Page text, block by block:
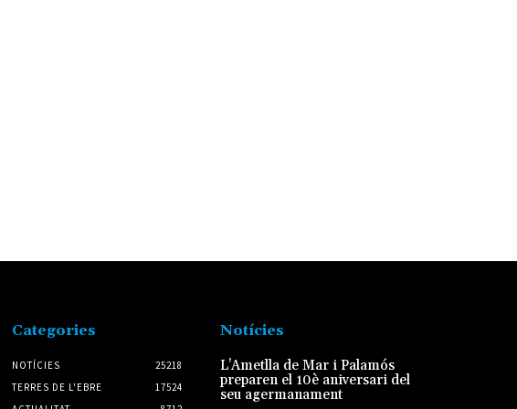
Categories
NOTÍCIES
25218
TERRES DE L'EBRE
17524
Notícies
L’Ametlla de Mar i Palamós
preparen el 10è aniversari del
seu agermanament